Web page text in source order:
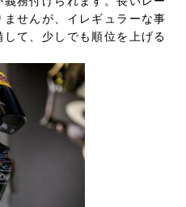
せんが、イレギュラーな事
て、少しでも順位を上げる